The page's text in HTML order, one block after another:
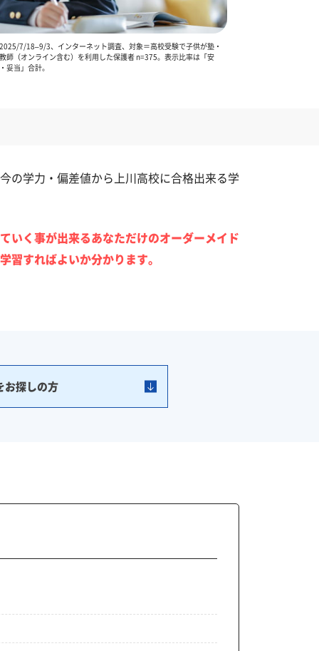
7/18–9/3、インターネット調査、対象＝高校受験で子供が塾・
師（オンライン含む）を利用した保護者 n=375。表示比率は「安
妥当」合計。
の学力・偏差値から上川高校に合格出来る学
いく事が出来るあなただけのオーダーメイド
すればよいか分かります。
お探しの方